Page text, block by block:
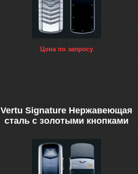
Цена по запросу
Vertu Signature Нержавеющая
сталь с золотыми кнопками